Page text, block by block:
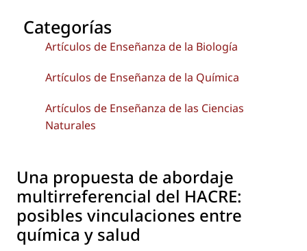
Categorías
Artículos de Enseñanza de la Biología
Artículos de Enseñanza de la Química
Artículos de Enseñanza de las Ciencias
Naturales
Una propuesta de abordaje
multirreferencial del HACRE:
posibles vinculaciones entre
química y salud